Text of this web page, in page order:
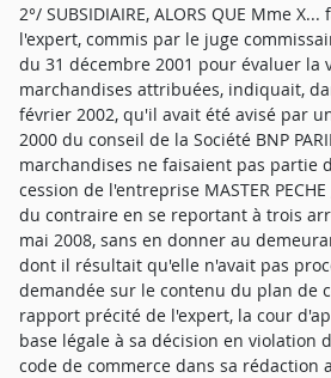
2°/ SUBSIDIAIRE, ALORS QUE Mme
l'expert, commis par le juge
du 31 décembre 2001 pour évaluer la
marchandises attribuées, indiquait,
février 2002, qu'il avait été avisé par
2000 du conseil de la Société BNP
marchandises ne faisaient pas partie
cession de l'entreprise MASTER
du contraire en se reportant à trois
mai 2008, sans en donner au
dont il résultait qu'elle n'avait pas
demandée sur le contenu du plan de
rapport précité de l'expert, la cour
base légale à sa décision en violation
code de commerce dans sa rédaction